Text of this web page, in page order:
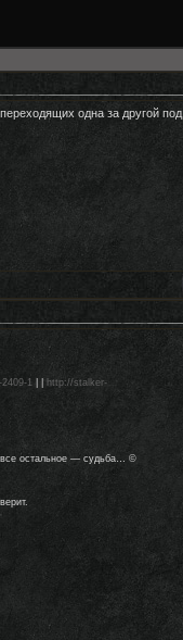
одна за другой под
1
http://stalker-
остальное — судьба… ©